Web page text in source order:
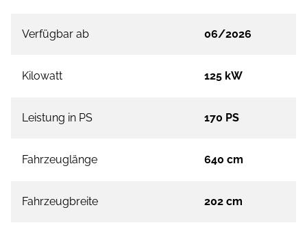
Verfügbar ab 06/2026
Kilowatt 125 kW
Leistung in PS 170 PS
Fahrzeuglänge 640 cm
Fahrzeugbreite 202 cm